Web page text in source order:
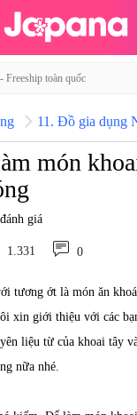
11. Đồ gia dụng
món
giá
1.331 0
tương ớt là món ăn
xin giới thiệu với các
liệu từ của khoai tây
nữa nhé.